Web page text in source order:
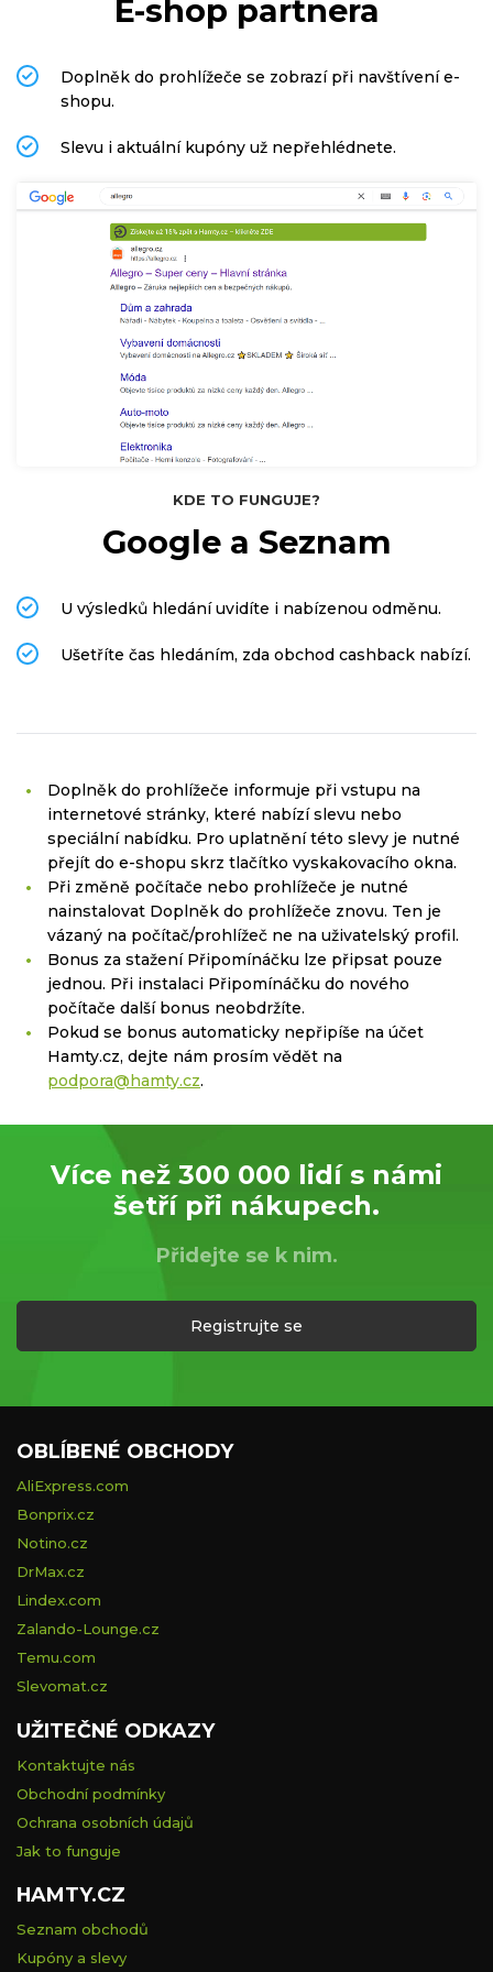
E-shop partnera
Doplněk do prohlížeče se zobrazí při navštívení e-
shopu.
Slevu i aktuální kupóny už nepřehlédnete.
KDE TO FUNGUJE?
Google a Seznam
U výsledků hledání uvidíte i nabízenou odměnu.
Ušetříte čas hledáním, zda obchod cashback nabízí.
Doplněk do prohlížeče informuje při vstupu na
internetové stránky, které nabízí slevu nebo
speciální nabídku. Pro uplatnění této slevy je nutné
přejít do e-shopu skrz tlačítko vyskakovacího okna.
Při změně počítače nebo prohlížeče je nutné
nainstalovat Doplněk do prohlížeče znovu. Ten je
vázaný na počítač/prohlížeč ne na uživatelský profil.
Bonus za stažení Připomínáčku lze připsat pouze
jednou. Při instalaci Připomínáčku do nového
počítače další bonus neobdržíte.
Pokud se bonus automaticky nepřipíše na účet
Hamty.cz, dejte nám prosím vědět na
podpora@hamty.cz.
Více než 300 000 lidí s námi
šetří při nákupech.
Přidejte se k nim.
Registrujte se
OBLÍBENÉ OBCHODY
AliExpress.com
Bonprix.cz
Notino.cz
DrMax.cz
Lindex.com
Zalando-Lounge.cz
Temu.com
Slevomat.cz
UŽITEČNÉ ODKAZY
Kontaktujte nás
Obchodní podmínky
Ochrana osobních údajů
Jak to funguje
HAMTY.CZ
Seznam obchodů
Kupóny a slevy